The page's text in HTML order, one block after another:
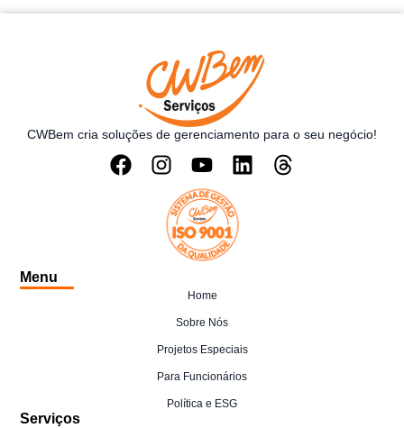
CWBem cria soluções de gerenciamento para o seu negócio!
Menu
Home
Sobre Nós
Projetos Especiais
Para Funcionários
Política e ESG
Serviços